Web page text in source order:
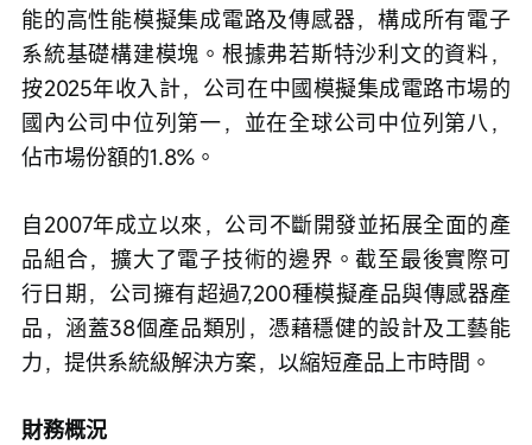
能的高性能模擬集成電路及傳感器，構成所有電子
系統基礎構建模塊。根據弗若斯特沙利文的資料，
按2025年收入計，公司在中國模擬集成電路市場的
國內公司中位列第一，並在全球公司中位列第八，
佔市場份額的1.8%。
自2007年成立以來，公司不斷開發並拓展全面的產
品組合，擴大了電子技術的邊界。截至最後實際可
行日期，公司擁有超過7,200種模擬產品與傳感器產
品，涵蓋38個產品類別，憑藉穩健的設計及工藝能
力，提供系統級解決方案，以縮短產品上市時間。
財務概況